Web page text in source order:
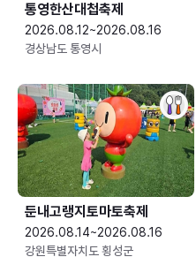
통영한산대첩축제
2026.08.12~2026.08.16
경상남도 통영시
둔내고랭지토마토축제
2026.08.14~2026.08.16
강원특별자치도 횡성군